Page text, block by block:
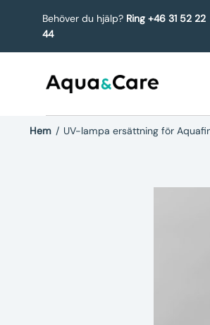
Behöver du hjälp? Ring +46 31 52 22
44
Hem / UV-lampa ersättning för